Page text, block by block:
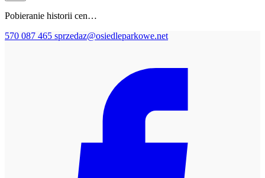
Pobieranie historii cen…
570 087 465 sprzedaz@osiedleparkowe.net